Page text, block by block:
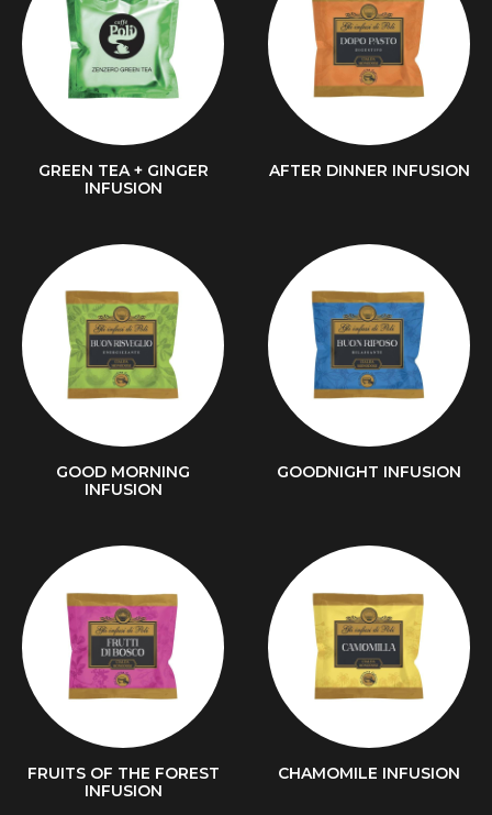
GREEN TEA + GINGER
INFUSION
AFTER DINNER INFUSION
GOOD MORNING
INFUSION
GOODNIGHT INFUSION
FRUITS OF THE FOREST
INFUSION
CHAMOMILE INFUSION